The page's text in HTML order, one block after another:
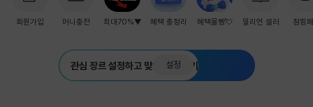
회원가입 머니충전 최대70%▼ 혜택 총정리 혜택몰빵💘 밀리언 셀러 점핑
관심 장르 설정하고 맞춤 추천 받기
설정